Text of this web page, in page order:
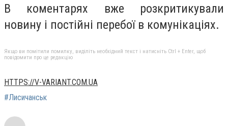
В коментарях вже розкритикували
новину і постійні перебої в комунікаціях.
Якщо ви помітили помилку, виділіть необхідний текст і натисніть Ctrl + Enter, щоб
повідомити про це редакцію
HTTPS://V-VARIANT.COM.UA
#Лисичанськ